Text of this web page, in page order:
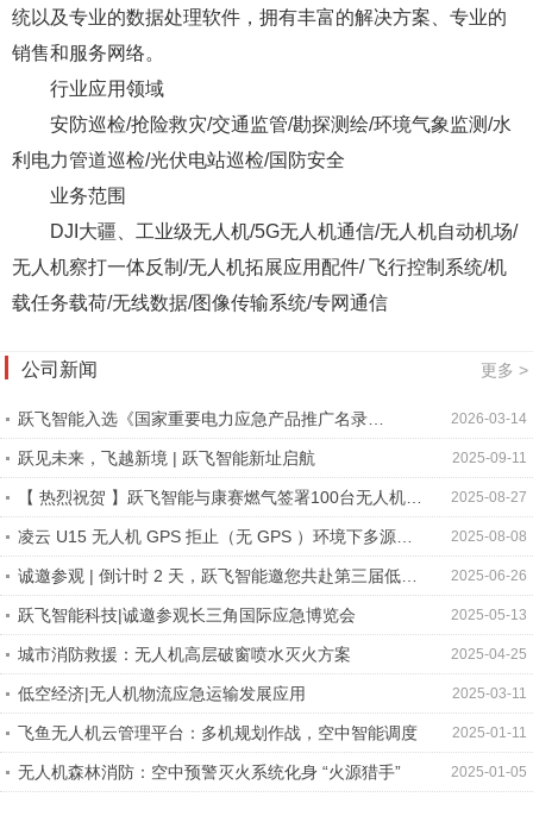
统以及专业的数据处理软件，拥有丰富的解决方案、专业的
销售和服务网络。
行业应用领域
安防巡检/抢险救灾/交通监管/勘探测绘/环境气象监测/水
利电力管道巡检/光伏电站巡检/国防安全
业务范围
DJI大疆、工业级无人机/5G无人机通信/无人机自动机场/
无人机察打一体反制/无人机拓展应用配件/ 飞行控制系统/机
载任务载荷/无线数据/图像传输系统/专网通信
公司新闻 更多 >
跃飞智能入选《国家重要电力应急产品推广名录
（2025）》
2026-03-14
跃见未来，飞越新境 | 跃飞智能新址启航 2025-09-11
【 热烈祝贺 】跃飞智能与康赛燃气签署100台无人机战
略合作，开启燃气智能巡检新篇章！
2025-08-27
凌云 U15 无人机 GPS 拒止（无 GPS ）环境下多源融
合导航作业方案
2025-08-08
诚邀参观 | 倒计时 2 天，跃飞智能邀您共赴第三届低空
（苏州）产业创新生态大会暨 2025 数字低空大会！
2025-06-26
跃飞智能科技|诚邀参观长三角国际应急博览会 2025-05-13
城市消防救援：无人机高层破窗喷水灭火方案 2025-04-25
低空经济|无人机物流应急运输发展应用 2025-03-11
飞鱼无人机云管理平台：多机规划作战，空中智能调度 2025-01-11
无人机森林消防：空中预警灭火系统化身 “火源猎手” 2025-01-05